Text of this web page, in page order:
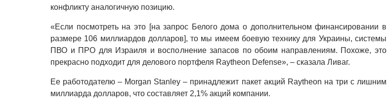
конфликту аналогичную позицию.
«Если посмотреть на это [на запрос Белого дома о дополнительном финансировании в
размере 106 миллиардов долларов], то мы имеем боевую технику для Украины, системы
ПВО и ПРО для Израиля и восполнение запасов по обоим направлениям. Похоже, это
прекрасно подходит для делового портфеля Raytheon Defense», – сказала Ливаг.
Ее работодателю – Morgan Stanley – принадлежит пакет акций Raytheon на три с лишним
миллиарда долларов, что составляет 2,1% акций компании.